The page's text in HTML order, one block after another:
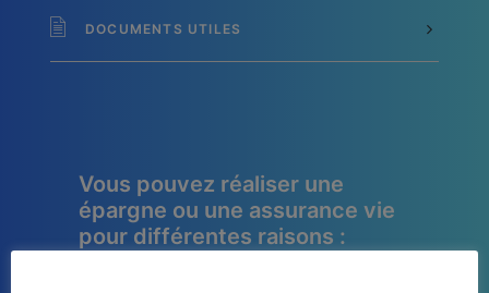
DOCUMENTS UTILES
Vous pouvez réaliser une
épargne ou une assurance vie
pour différentes raisons :